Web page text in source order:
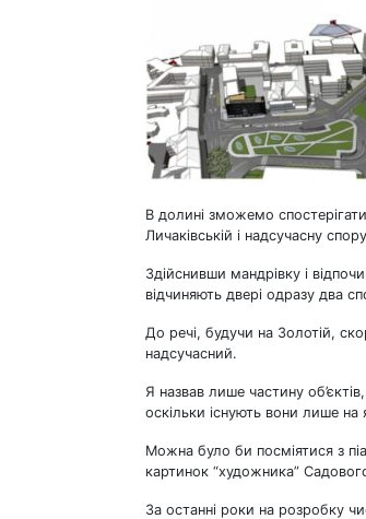
В долині зможемо
Личаківській і надсучасну
Здійснивши мандрівку і
відчиняють двері одразу два
До речі, будучи на Золотій,
надсучасний.
Я назвав лише частину
оскільки існують вони лише на
Можна було би посміятися з
картинок “художника”
За останні роки на розробку